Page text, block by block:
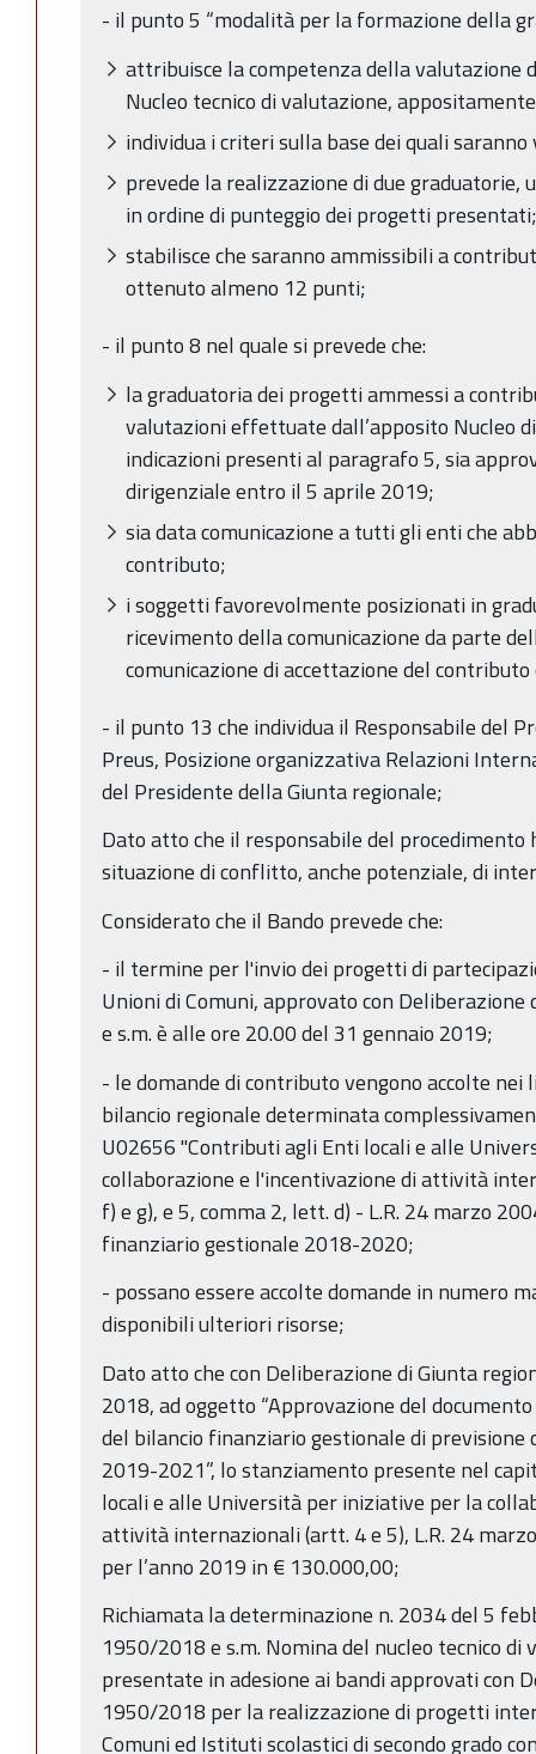
- il punto 5 “modalità per la formazione della
attribuisce la competenza della valutazione
Nucleo tecnico di valutazione,
individua i criteri sulla base dei quali
prevede la realizzazione di due graduatorie,
in ordine di punteggio dei progetti presentati;
stabilisce che saranno ammissibili a
ottenuto almeno 12 punti;
- il punto 8 nel quale si prevede che:
la graduatoria dei progetti ammessi a
valutazioni effettuate dall’apposito Nucleo
indicazioni presenti al paragrafo 5, sia
dirigenziale entro il 5 aprile 2019;
sia data comunicazione a tutti gli enti che
contributo;
i soggetti favorevolmente posizionati in
ricevimento della comunicazione da parte
comunicazione di accettazione del contributo
- il punto 13 che individua il Responsabile del
Preus, Posizione organizzativa Relazioni
del Presidente della Giunta regionale;
Dato atto che il responsabile del
situazione di conflitto, anche potenziale, di
Considerato che il Bando prevede che:
- il termine per l'invio dei progetti di
Unioni di Comuni, approvato con
e s.m. è alle ore 20.00 del 31 gennaio 2019;
- le domande di contributo vengono accolte
bilancio regionale determinata
U02656 "Contributi agli Enti locali e alle
collaborazione e l'incentivazione di attività
f) e g), e 5, comma 2, lett. d) - L.R. 24 marzo
finanziario gestionale 2018-2020;
- possano essere accolte domande in numero
disponibili ulteriori risorse;
Dato atto che con Deliberazione di Giunta
2018, ad oggetto “Approvazione del
del bilancio finanziario gestionale di previsione
2019-2021”, lo stanziamento presente nel
locali e alle Università per iniziative per la
attività internazionali (artt. 4 e 5), L.R. 24
per l’anno 2019 in € 130.000,00;
Richiamata la determinazione n. 2034 del 5
1950/2018 e s.m. Nomina del nucleo tecnico di
presentate in adesione ai bandi approvati con
1950/2018 per la realizzazione di progetti
Comuni ed Istituti scolastici di secondo grado